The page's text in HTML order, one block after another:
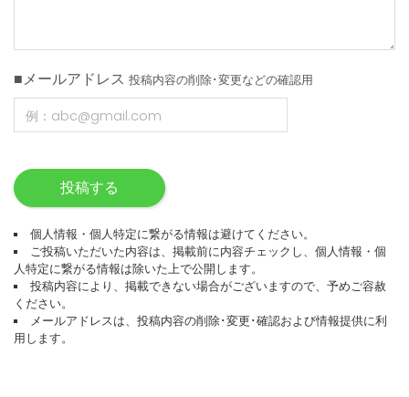
■メールアドレス 投稿内容の削除･変更などの確認用
投稿する
個人情報・個人特定に繋がる情報は避けてください。
ご投稿いただいた内容は、掲載前に内容チェックし、個人情報・個
人特定に繋がる情報は除いた上で公開します。
投稿内容により、掲載できない場合がございますので、予めご容赦
ください。
メールアドレスは、投稿内容の削除･変更･確認および情報提供に利
用します。